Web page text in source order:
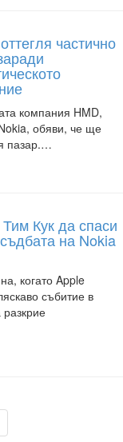
частично
компания HMD,
обяви, че ще
пазар.…
Кук да спаси
на Nokia
когато Apple
събитие в